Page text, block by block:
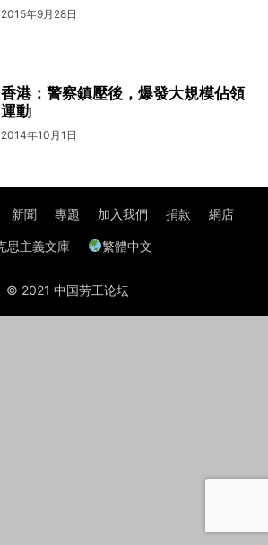
2015年9月28日
香港：警察鎮壓後，爆發大規模佔領
運動
2014年10月1日
新聞 專題 加入我們 捐款 網店
思主義文庫 繁體中文
© 2021 中国劳工论坛